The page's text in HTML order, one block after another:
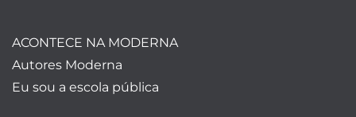
ACONTECE NA MODERNA
Autores Moderna
Eu sou a escola pública